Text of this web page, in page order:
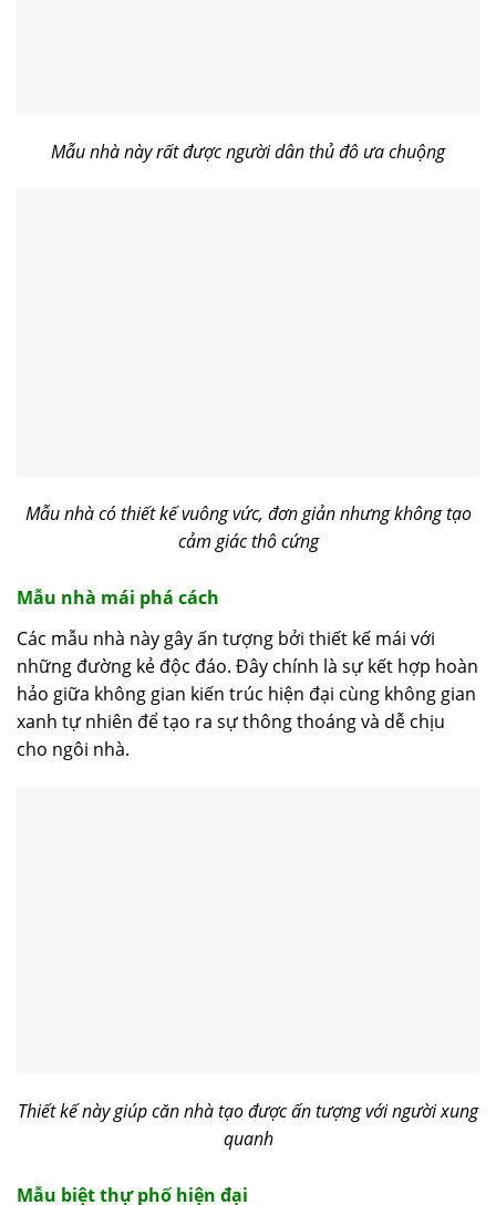
Mẫu nhà này rất được người dân thủ đô ưa chuộng
Mẫu nhà có thiết kế vuông vức, đơn giản nhưng không tạo
cảm giác thô cứng
Mẫu nhà mái phá cách
Các mẫu nhà này gây ấn tượng bởi thiết kế mái với
những đường kẻ độc đáo. Đây chính là sự kết hợp hoàn
hảo giữa không gian kiến trúc hiện đại cùng không gian
xanh tự nhiên để tạo ra sự thông thoáng và dễ chịu
cho ngôi nhà.
Thiết kế này giúp căn nhà tạo được ấn tượng với người xung
quanh
Mẫu biệt thự phố hiện đại